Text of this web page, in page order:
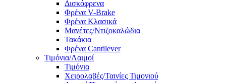
Δισκόφρενα
Φρένα V-Brake
Φρένα Κλασικά
Μανέτες/Ντιζοκαλώδια
Τακάκια
Φρένα Cantilever
Τιμόνια/Λαιμοί
Τιμόνια
Χειρολαβές/Ταινίες Τιμονιού